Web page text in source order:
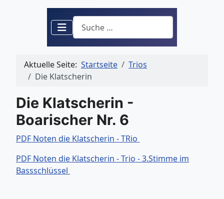
Suchen
Aktuelle Seite: Startseite
Trios
Die Klatscherin
Die Klatscherin -
Boarischer Nr. 6
PDF Noten die Klatscherin - TRio
PDF Noten die Klatscherin - Trio - 3.Stimme im
Bassschlüssel